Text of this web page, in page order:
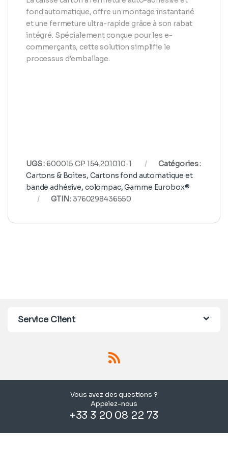
fond automatique, offre un montage instantané
et une fermeture ultra-rapide grâce à son rabat
intégré. Spécialement conçue pour les e-
commerçants, cette solution simplifie le
processus d’emballage.
UGS :600015 CP 154.201010-1
Catégories :
Cartons & Boites,Cartons fond automatique et
bande adhésive,colompac,Gamme Eurobox®
GTIN: 3760298436550
Service Client
Vous avez des questions ?
Appelez-nous
+33 3 20 08 22 73